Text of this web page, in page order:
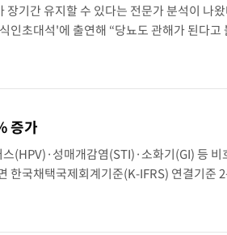
기간 유지할 수 있다는 전문가 분석이 나
인초대석'에 출연해 “당뇨도 관해가 된다고
가깝게 회복된 상태를 말한다. 이 교수는 "
증가
(HPV)·성매개감염(STI)·소화기(GI) 등 비
한국채택국제회계기준(K-IFRS) 연결기준
집계됐다. 영업이익은 216억원으로 전년